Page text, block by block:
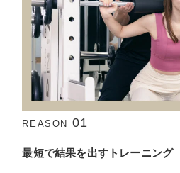
REASON 01
最短で結果を出すトレーニング